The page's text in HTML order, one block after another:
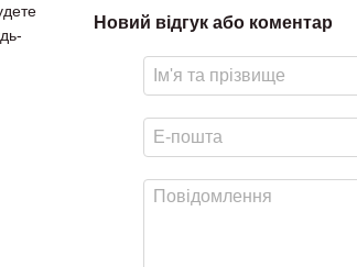
Новий відгук або коментар